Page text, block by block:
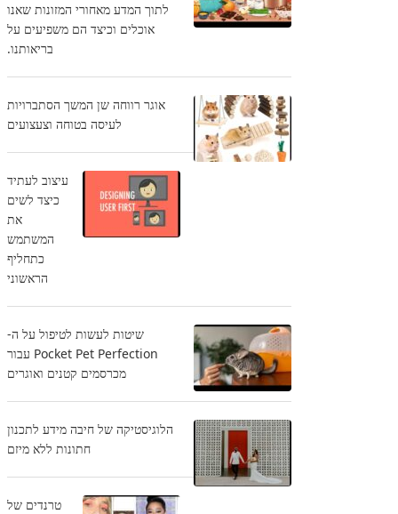
לתוך המדע מאחורי המזונות שאנו
אוכלים וכיצד הם משפיעים על
בריאותנו.
אוגר רווחה שן המשך הסתברויות
לעיסה בטוחה וצעצועים
עיצוב לעתיד
כיצד לשים
את
המשתמש
כתחליף
הראשוני
שיטות לעשות לטיפול על ה-
Pocket Pet Perfection עבור
מכרסמים קטנים ואוגרים
הלוגיסטיקה של חיבה מידע לתכנון
חתונות ללא מיזם
טרנדים של